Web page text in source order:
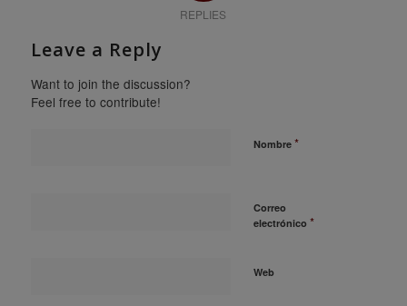
REPLIES
Leave a Reply
Want to join the discussion?
Feel free to contribute!
Nombre *
Correo
electrónico *
Web